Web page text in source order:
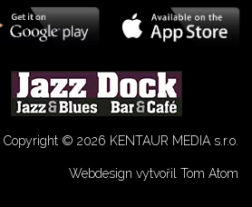
Copyright © 2026 KENTAUR MEDIA s.r.o.
Webdesign vytvořil Tom Atom